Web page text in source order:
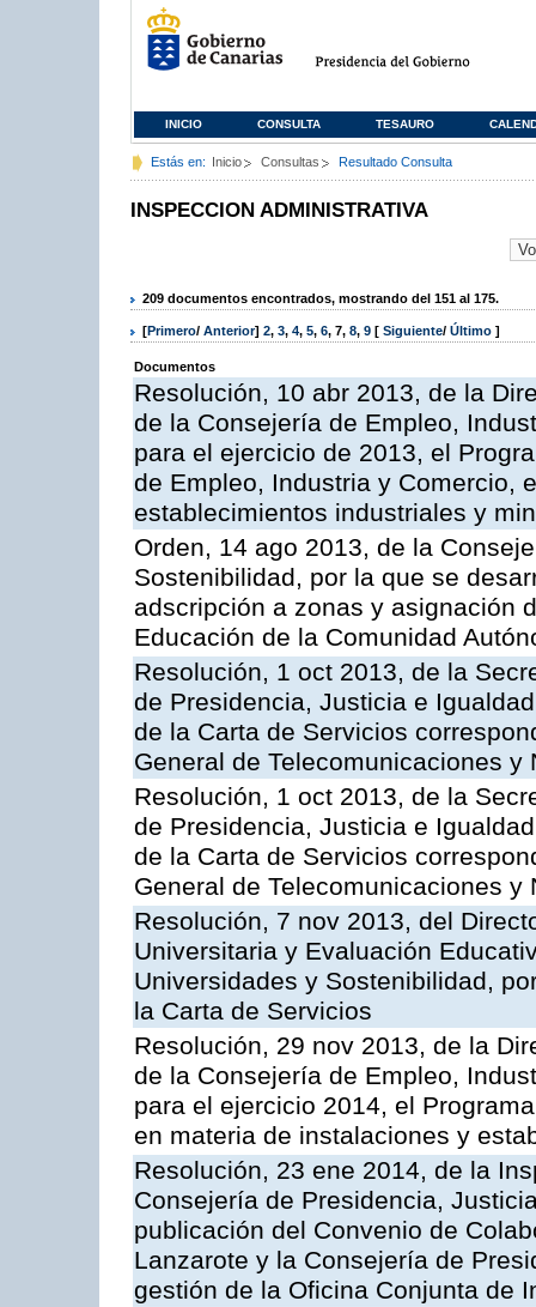
INICIO CONSULTA TESAURO
Estás en: Inicio Consultas Resultado Consulta
INSPECCION ADMINISTRATIVA
209 documentos encontrados, mostrando del 151 al 175.
[Primero/ Anterior] 2, 3, 4, 5, 6, 7, 8, 9 [ Siguiente/ Último ]
Documentos
Resolución, 10 abr 2013, de la
de la Consejería de Empleo,
para el ejercicio de 2013, el
de Empleo, Industria y Comercio,
establecimientos industriales y
Orden, 14 ago 2013, de la
Sostenibilidad, por la que se
adscripción a zonas y asignación
Educación de la Comunidad
Resolución, 1 oct 2013, de la
de Presidencia, Justicia e
de la Carta de Servicios
General de Telecomunicaciones y
Resolución, 1 oct 2013, de la
de Presidencia, Justicia e
de la Carta de Servicios
General de Telecomunicaciones y
Resolución, 7 nov 2013, del
Universitaria y Evaluación
Universidades y Sostenibilidad,
la Carta de Servicios
Resolución, 29 nov 2013, de la
de la Consejería de Empleo,
para el ejercicio 2014, el
en materia de instalaciones y
Resolución, 23 ene 2014, de la
Consejería de Presidencia,
publicación del Convenio de
Lanzarote y la Consejería de
gestión de la Oficina Conjunta de